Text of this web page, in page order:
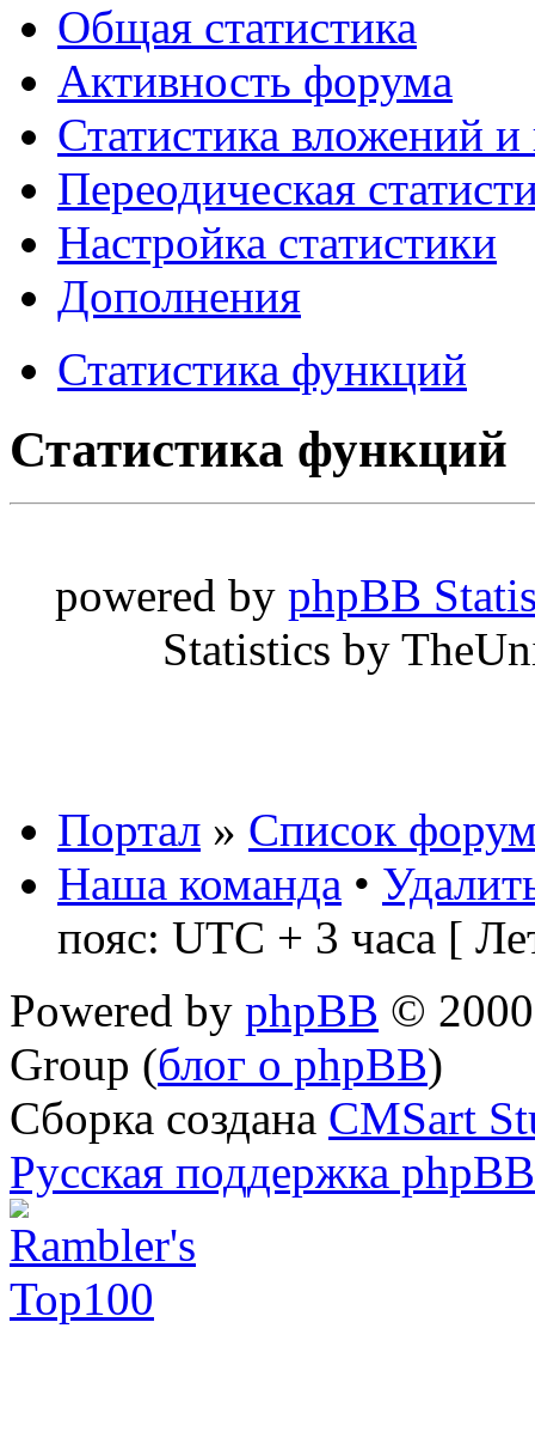
Общая статистика
Активность форума
Статистика вложений и
Переодическая
Настройка статистики
Дополнения
Статистика функций
Статистика функций
powered by phpBB
Statistics by
Портал » Список
Наша команда •
пояс: UTC + 3 часа [
Powered by phpBB ©
Group (блог о phpBB)
Сборка создана CMSart
Русская поддержка phpBB